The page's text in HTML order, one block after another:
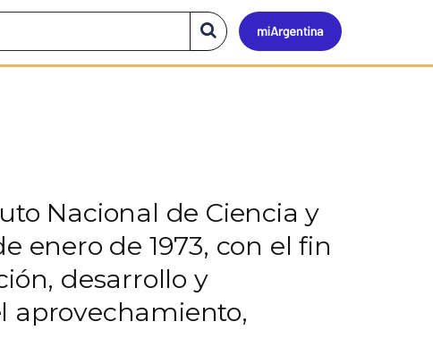
Mi
Buscar
en
el
Nacional de Ciencia y
enero de 1973, con el fin
desarrollo y
aprovechamiento,